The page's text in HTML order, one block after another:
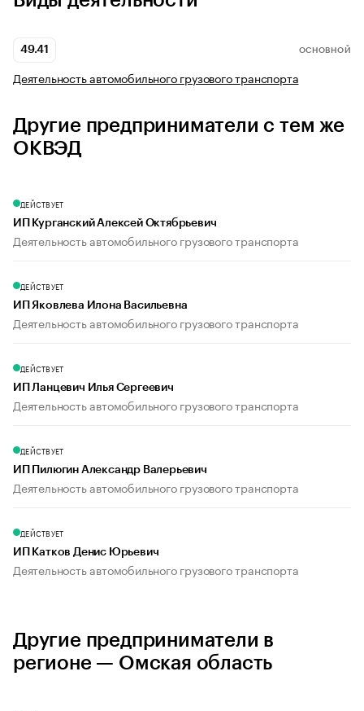
49.41 ОСНОВНОЙ
Деятельность автомобильного грузового транспорта
Другие предприниматели с тем же
ОКВЭД
ДЕЙСТВУЕТ
ИП Курганский Алексей Октябрьевич
Деятельность автомобильного грузового транспорта
ДЕЙСТВУЕТ
ИП Яковлева Илона Васильевна
Деятельность автомобильного грузового транспорта
ДЕЙСТВУЕТ
ИП Ланцевич Илья Сергеевич
Деятельность автомобильного грузового транспорта
ДЕЙСТВУЕТ
ИП Пилюгин Александр Валерьевич
Деятельность автомобильного грузового транспорта
ДЕЙСТВУЕТ
ИП Катков Денис Юрьевич
Деятельность автомобильного грузового транспорта
Другие предприниматели в
регионе — Омская область